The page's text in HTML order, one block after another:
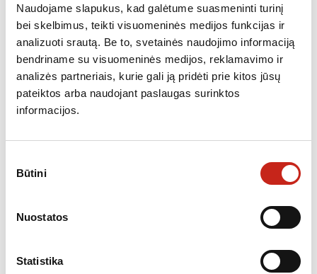
Naudojame slapukus, kad galėtume suasmeninti turinį
bei skelbimus, teikti visuomeninės medijos funkcijas ir
analizuoti srautą. Be to, svetainės naudojimo informaciją
bendriname su visuomeninės medijos, reklamavimo ir
analizės partneriais, kurie gali ją pridėti prie kitos jūsų
pateiktos arba naudojant paslaugas surinktos
informacijos.
pasirinkimas
Būtini
Nuostatos
Statistika
Papildoma informacija
KATEGORIJOS:KAITLENTĖS,NEPRIKLAUSOMOS KAITLENTĖS
Nemokamas
pristatymas